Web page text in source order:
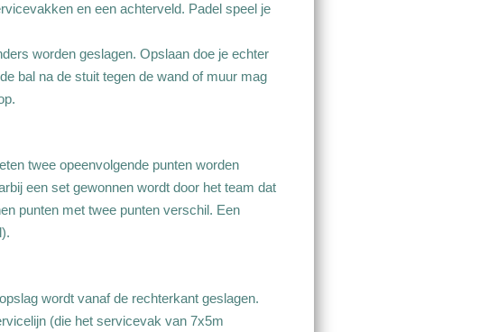
en een achterveld. Padel speel je
worden geslagen. Opslaan doe je echter
bal na de stuit tegen de wand of muur mag
twee opeenvolgende punten worden
een set gewonnen wordt door het team dat
punten met twee punten verschil. Een
wordt vanaf de rechterkant geslagen.
(die het servicevak van 7x5m